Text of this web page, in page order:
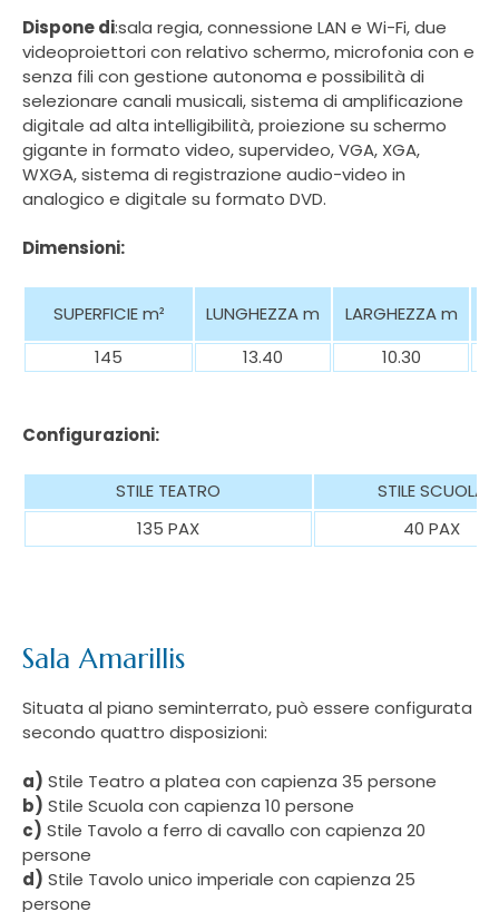
Dispone di:sala regia, connessione LAN e Wi-Fi, due
videoproiettori con relativo schermo, microfonia con e
senza fili con gestione autonoma e possibilità di
selezionare canali musicali, sistema di amplificazione
digitale ad alta intelligibilità, proiezione su schermo
gigante in formato video, supervideo, VGA, XGA,
WXGA, sistema di registrazione audio-video in
analogico e digitale su formato DVD.
Dimensioni:
SUPERFICIEm² LUNGHEZZA m LARGHEZZA m
145
13.40 10.30
Configurazioni:
STILE TEATRO
STILE SCUOLA
135 PAX
40 PAX
Sala Amarillis
Situata al piano seminterrato, può essere configurata
secondo quattro disposizioni:
a) Stile Teatro a platea con capienza 35 persone
b) Stile Scuola con capienza 10 persone
c) Stile Tavolo a ferro di cavallo con capienza 20
persone
d) Stile Tavolo unico imperiale con capienza 25
persone